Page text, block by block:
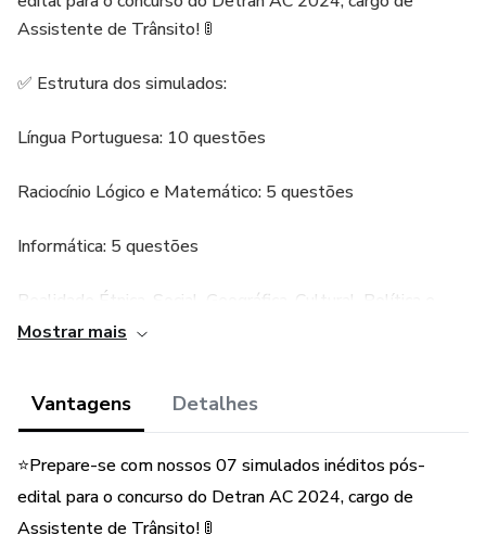
Assistente de Trânsito! 🚦
✅ Estrutura dos simulados:
Língua Portuguesa: 10 questões
Raciocínio Lógico e Matemático: 5 questões
Informática: 5 questões
Realidade Étnica, Social, Geográfica, Cultural, Política e
Econômica do Acre: 5 questões
Conhecimentos Específicos: 25 questões
Por que escolher nossos simulados?
Mostrar mais
Vantagens Detalhes
⭐️Prepare-se com nossos 07 simulados inéditos pós-
edital para o concurso do Detran AC 2024, cargo de
Assistente de Trânsito! 🚦